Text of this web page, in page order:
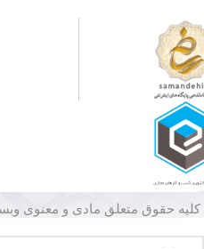
کلیه حقوق متعلق مادی و معنوی